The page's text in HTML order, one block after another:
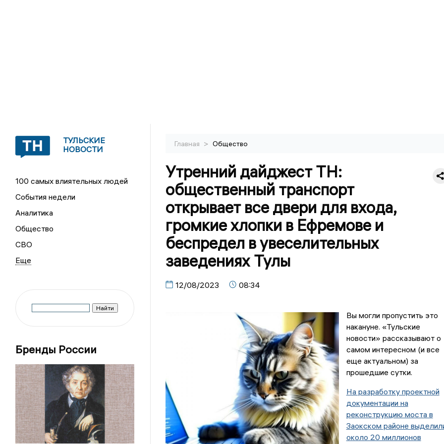
ТУЛЬСКИЕ
НОВОСТИ
100 самых влиятельных людей
События недели
Аналитика
Общество
СВО
Бренды России
Главная > Общество
Утренний дайджест ТН:
общественный транспорт
открывает все двери для входа,
громкие хлопки в Ефремове и
беспредел в увеселительных
заведениях Тулы
12/08/2023 08:34
Вы могли пропустить это
накануне. «Тульские
новости» рассказывают о
самом интересном (и все
еще актуальном) за
прошедшие сутки.
На разработку проектной
документации на
реконструкцию моста в
Заокском районе
около 20 миллионов